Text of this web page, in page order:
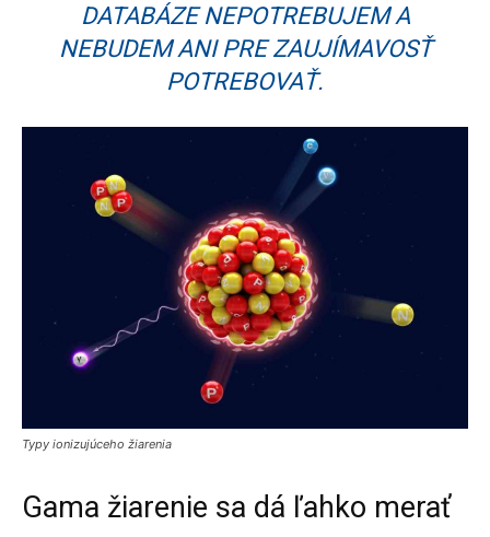
DATABÁZE NEPOTREBUJEM A
NEBUDEM ANI PRE ZAUJÍMAVOSŤ
POTREBOVAŤ.
Typy ionizujúceho žiarenia
Gama žiarenie sa dá ľahko merať